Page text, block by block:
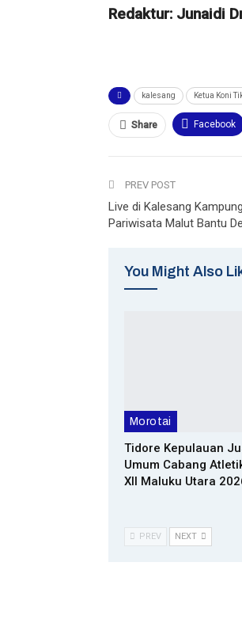
Redaktur: Junaidi
kalesang Ketua Koni
Share Facebook
PREV POST
Live di Kalesang
Pariwisata Malut Bantu
You Might Also
Morotai
Tidore Kepulauan
Umum Cabang
XII Maluku Utara
PREV NEXT